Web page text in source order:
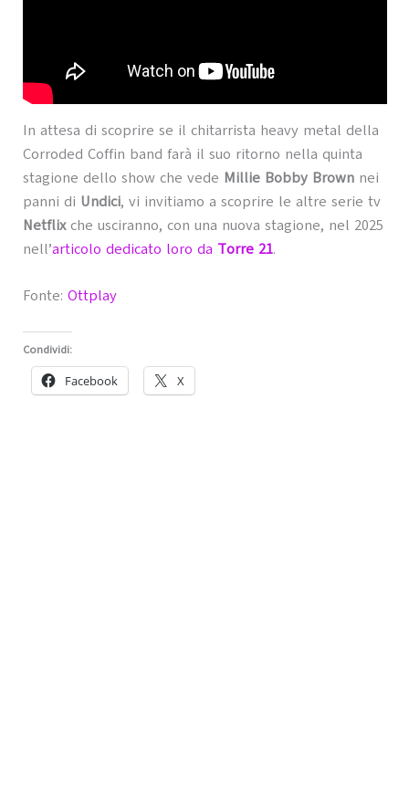
In attesa di scoprire se il chitarrista heavy metal della
Corroded Coffin band farà il suo ritorno nella quinta
stagione dello show che vede Millie Bobby Brownnei
panni di Undici, vi invitiamo a scoprire le altre serie tv
Netflixche usciranno, con una nuova stagione, nel 2025
nell’articolo dedicato loro da Torre 21.
Fonte: Ottplay
Condividi:
Facebook X